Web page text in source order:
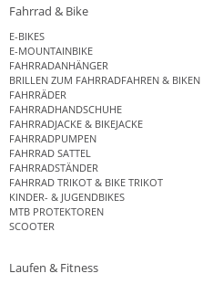
Fahrrad & Bike
E-BIKES
E-MOUNTAINBIKE
FAHRRADANHÄNGER
BRILLEN ZUM FAHRRADFAHREN & BIKEN
FAHRRÄDER
FAHRRADHANDSCHUHE
FAHRRADJACKE & BIKEJACKE
FAHRRADPUMPEN
FAHRRAD SATTEL
FAHRRADSTÄNDER
FAHRRAD TRIKOT & BIKE TRIKOT
KINDER- & JUGENDBIKES
MTB PROTEKTOREN
SCOOTER
Laufen & Fitness